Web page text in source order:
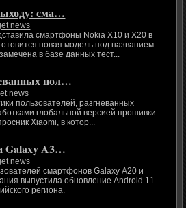
сма…
news
смартфоны Nokia X10 и X20 в
новая модель под названием
в базе данных тест...
пол…
news
пользователей, разгневанных
глобальной версией прошивки
Xiaomi, в котор...
Galaxy A3…
news
смартфонов Galaxy A20 и
выпустила обновление Android 11
региона.